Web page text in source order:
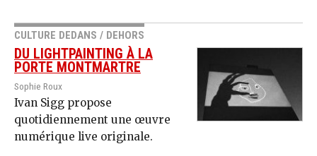
CULTURE DEDANS / DEHORS
DU LIGHTPAINTING À LA
PORTE MONTMARTRE
Sophie Roux
Ivan Sigg propose
quotidiennement une œuvre
numérique live originale.